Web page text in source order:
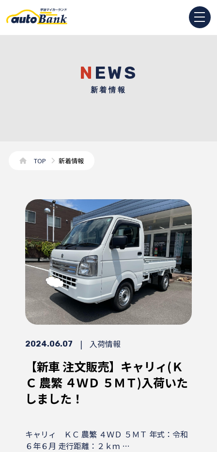
NEWS
新着情報
TOP 新着情報
2024.06.07 | 入荷情報
【新車 注文販売】キャリィ(Ｋ
Ｃ 農繁 ４ＷＤ ５ＭＴ)入荷いた
しました！
キャリィ ＫＣ 農繁 ４ＷＤ ５ＭＴ 年式：令和
６年６月 走行距離：２ｋｍ …